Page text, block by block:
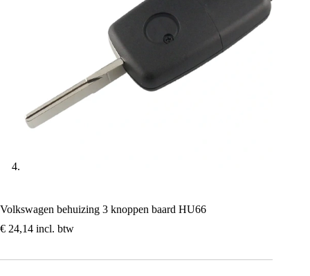
Volkswagen behuizing 3 knoppen baard HU66
€ 24,14 incl. btw